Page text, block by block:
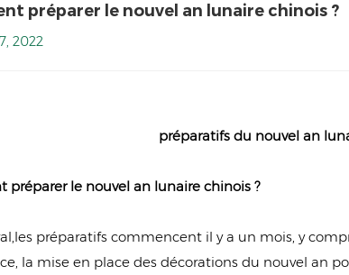
préparer le nouvel an lunaire chinois ?
2022
préparatifs du nouvel an
préparer le nouvel an lunaire chinois ?
préparatifs commencent il y a un mois, y
la mise en place des décorations du nouvel an